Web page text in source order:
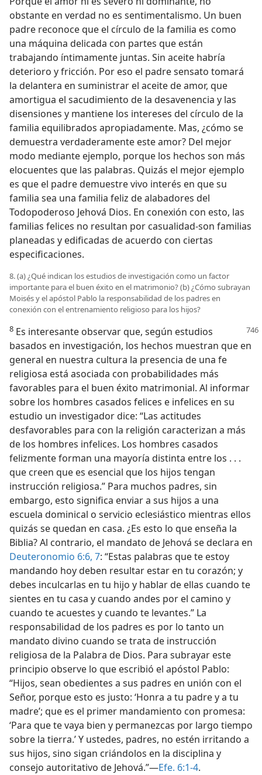
obstante en verdad no es sentimentalismo. Un buen
padre reconoce que el círculo de la familia es como
una máquina delicada con partes que están
trabajando íntimamente juntas. Sin aceite habría
deterioro y fricción. Por eso el padre sensato tomará
la delantera en suministrar el aceite de amor, que
amortigua el sacudimiento de la desavenencia y las
disensiones y mantiene los intereses del círculo de la
familia equilibrados apropiadamente. Mas, ¿cómo se
demuestra verdaderamente este amor? Del mejor
modo mediante ejemplo, porque los hechos son más
elocuentes que las palabras. Quizás el mejor ejemplo
es que el padre demuestre vivo interés en que su
familia sea una familia feliz de alabadores del
Todopoderoso Jehová Dios. En conexión con esto, las
familias felices no resultan por casualidad-son familias
planeadas y edificadas de acuerdo con ciertas
especificaciones.
8. (a) ¿Qué indican los estudios de investigación como un factor
importante para el buen éxito en el matrimonio? (b) ¿Cómo subrayan
Moisés y el apóstol Pablo la responsabilidad de los padres en
conexión con el entrenamiento religioso para los hijos?
8 Es interesante observar que, según estudios
basados en investigación, los hechos muestran que en
general en nuestra cultura la presencia de una fe
religiosa está asociada con probabilidades más
favorables para el buen éxito matrimonial. Al informar
sobre los hombres casados felices e infelices en su
estudio un investigador dice: “Las actitudes
desfavorables para con la religión caracterizan a más
de los hombres infelices. Los hombres casados
felizmente forman una mayoría distinta entre los . . .
que creen que es esencial que los hijos tengan
instrucción religiosa.” Para muchos padres, sin
embargo, esto significa enviar a sus hijos a una
escuela dominical o servicio eclesiástico mientras ellos
quizás se quedan en casa. ¿Es esto lo que enseña la
Biblia? Al contrario, el mandato de Jehová se declara en
Deuteronomio 6:6, 7: “Estas palabras que te estoy
mandando hoy deben resultar estar en tu corazón; y
debes inculcarlas en tu hijo y hablar de ellas cuando te
sientes en tu casa y cuando andes por el camino y
cuando te acuestes y cuando te levantes.” La
responsabilidad de los padres es por lo tanto un
mandato divino cuando se trata de instrucción
religiosa de la Palabra de Dios. Para subrayar este
principio observe lo que escribió el apóstol Pablo:
“Hijos, sean obedientes a sus padres en unión con el
Señor, porque esto es justo: ‘Honra a tu padre y a tu
madre’; que es el primer mandamiento con promesa:
‘Para que te vaya bien y permanezcas por largo tiempo
sobre la tierra.’ Y ustedes, padres, no estén irritando a
sus hijos, sino sigan criándolos en la disciplina y
consejo autoritativo de Jehová.”—Efe. 6:1-4.